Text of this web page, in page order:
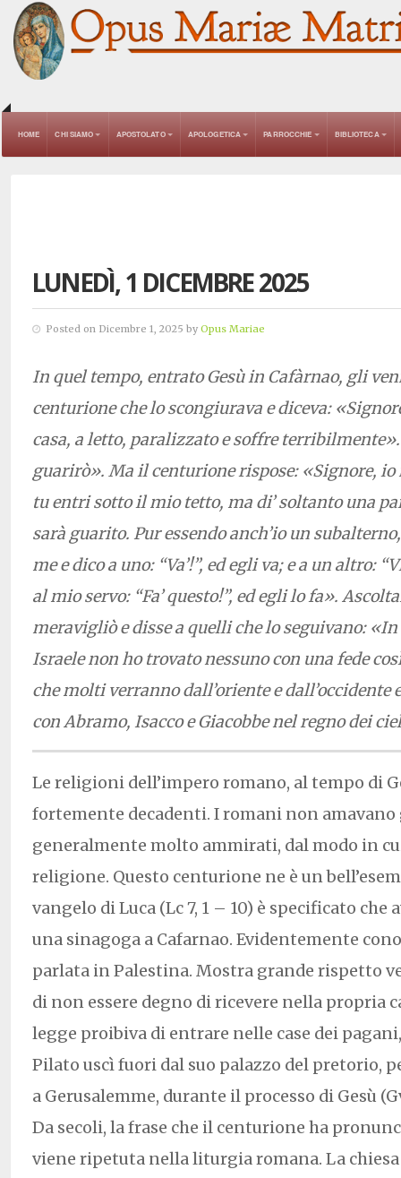
HOME CHI SIAMO APOSTOLATO APOLOGETICA PARROCCHIE BIBLIOTECA
LUNEDÌ, 1 DICEMBRE 2025
Posted on Dicembre 1, 2025 by Opus Mariae
In quel tempo, entrato Gesù in Cafàrnao, gli
centurione che lo scongiurava e diceva:
casa, a letto, paralizzato e soffre terribilmente».
guarirò». Ma il centurione rispose: «Signore, io
tu entri sotto il mio tetto, ma di’ soltanto una
sarà guarito. Pur essendo anch’io un
me e dico a uno: “Va’!”, ed egli va; e a un altro:
al mio servo: “Fa’ questo!”, ed egli lo fa».
meravigliò e disse a quelli che lo seguivano:
Israele non ho trovato nessuno con una fede
che molti verranno dall’oriente e dall’occidente
con Abramo, Isacco e Giacobbe nel regno dei
Le religioni dell’impero romano, al tempo di
fortemente decadenti. I romani non amavano
generalmente molto ammirati, dal modo in
religione. Questo centurione ne è un
vangelo di Luca (Lc 7, 1 – 10) è specificato che
una sinagoga a Cafarnao. Evidentemente
parlata in Palestina. Mostra grande rispetto
di non essere degno di ricevere nella propria
legge proibiva di entrare nelle case dei
Pilato uscì fuori dal suo palazzo del pretorio,
a Gerusalemme, durante il processo di Gesù
Da secoli, la frase che il centurione ha
viene ripetuta nella liturgia romana. La